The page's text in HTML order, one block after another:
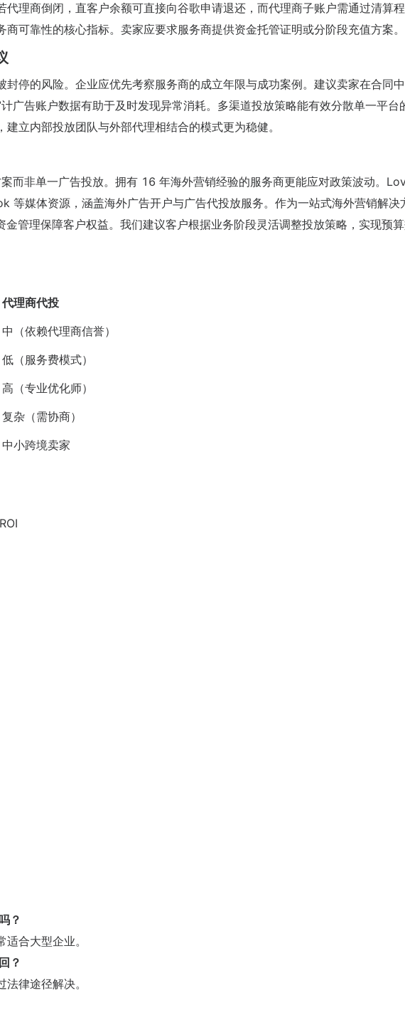
代理商倒闭，直客户余额可直接向谷歌申请退还，而代理商子账户需通过清算
可靠性的核心指标。卖家应要求服务商提供资金托管证明或分阶段充值方案。
封停的风险。企业应优先考察服务商的成立年限与成功案例。建议卖家在合同
广告账户数据有助于及时发现异常消耗。多渠道投放策略能有效分散单一平台
立内部投放团队与外部代理相结合的模式更为稳健。
而非单一广告投放。拥有 16 年海外营销经验的服务商更能应对政策波动。
等媒体资源，涵盖海外广告开户与广告代投放服务。作为一站式海外营销解决
管理保障客户权益。我们建议客户根据业务阶段灵活调整投放策略，实现预
代理商代投
中（依赖代理商信誉）
低（服务费模式）
高（专业优化师）
复杂（需协商）
中小跨境卖家
？
合大型企业。
？
律途径解决。